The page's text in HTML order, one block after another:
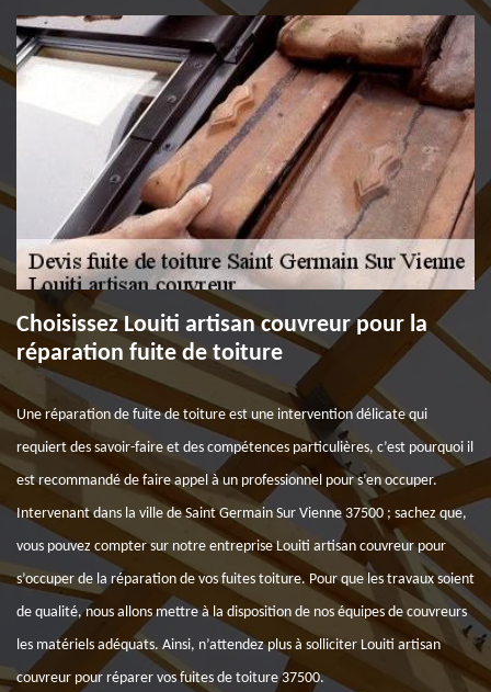
Choisissez Louiti artisan couvreur pour la
réparation fuite de toiture
Une réparation de fuite de toiture est une intervention délicate qui
requiert des savoir-faire et des compétences particulières, c’est pourquoi il
est recommandé de faire appel à un professionnel pour s’en occuper.
Intervenant dans la ville de Saint Germain Sur Vienne 37500 ; sachez que,
vous pouvez compter sur notre entreprise Louiti artisan couvreur pour
s’occuper de la réparation de vos fuites toiture. Pour que les travaux soient
de qualité, nous allons mettre à la disposition de nos équipes de couvreurs
les matériels adéquats. Ainsi, n’attendez plus à solliciter Louiti artisan
couvreur pour réparer vos fuites de toiture 37500.